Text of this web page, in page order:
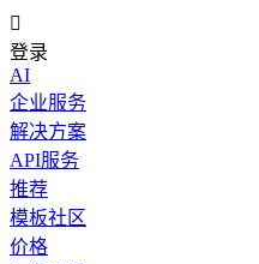

登录
AI
企业服务
解决方案
API服务
推荐
模板社区
价格